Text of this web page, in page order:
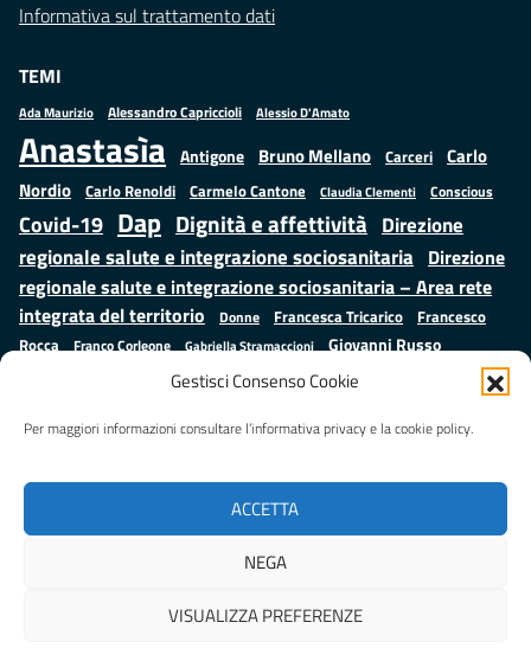
Gestisci Consenso Cookie
Per maggiori informazioni consultare l’informativa privacy e la cookie policy.
ACCETTA
NEGA
VISUALIZZA PREFERENZE
Informativa sul trattamento dati
TEMI
Ada Maurizio Alessandro Capriccioli Alessio D'Amato
Anastasìa Antigone Bruno Mellano Carceri
Carlo
Nordio Carlo Renoldi Carmelo Cantone Claudia Clementi Conscious
Covid-19 Dap Dignità e affettività Direzione
regionale salute e integrazione sociosanitaria Direzione
regionale salute e integrazione sociosanitaria – Area rete
integrata del territorio
Donne Francesca Tricarico
Francesco
Rocca
Franco Corleone Gabriella Stramaccioni Giovanni Russo
Giuseppe Emanuele Cangemi Istruzione e cultura
Mauro
Palma ministero della Giustizia Minori Misure
Regione Lazio
Salute Samuele Ciambriello
Sarah Grieco Situazione in numeri
Valentina Calderone